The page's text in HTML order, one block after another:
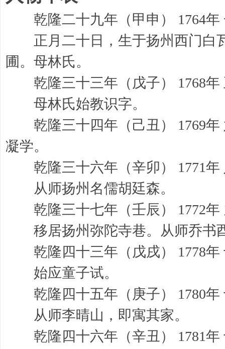
乾隆二十九年（甲申） 1764年
正月二十日，生于扬州西门白
圃。母林氏。
乾隆三十三年（戊子） 1768年
母林氏始教识字。
乾隆三十四年（己丑） 1769
凝学。
乾隆三十六年（辛卯） 1771年
从师扬州名儒胡廷森。
乾隆三十七年（壬辰） 1772年
移居扬州弥陀寺巷。从师乔书
乾隆四十三年（戊戌） 1778年
始应童子试。
乾隆四十五年（庚子） 1780年
从师李晴山，即寓其家。
乾隆四十六年（辛丑） 1781年